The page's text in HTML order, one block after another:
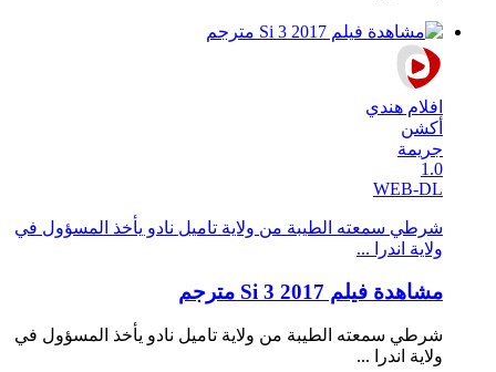
افلام هندي
أكشن
جريمة
1.0
WEB-DL
شرطي سمعته الطيبة من ولاية تاميل نادو يأخذ المسؤول في
ولاية اندرا ...
مشاهدة فيلم Si 3 2017 مترجم
شرطي سمعته الطيبة من ولاية تاميل نادو يأخذ المسؤول في
ولاية اندرا ...